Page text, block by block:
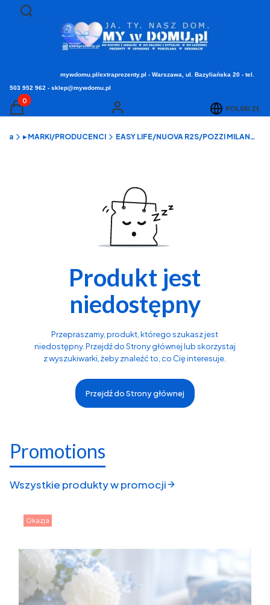
Otwórz wyszukiwarkę
Szukaj
mywdomu.pl/extraprezenty.pl - Warszawa, ul. Bazyliańska 20 - tel.
503 952 962 - sklep@mywdomu.pl
Produkty w koszyku: 0. Zobacz szczegóły
Koszyk Zaloguj się POLSKI ZŁ
▸ MARKI/PRODUCENCI EASY LIFE/NUOVA R2S/POZZI MILANO - porcelana stołowa i kuchnia
Produkt jest
niedostępny
Przepraszamy, produkt, którego szukasz jest
niedostępny. Przejdź do Strony głównej lub skorzystaj
z wyszukiwarki, żeby znaleźć to, co Cię interesuje.
Przejdź do Strony głównej
Promotions
Wszystkie produkty w promocji
Okazja